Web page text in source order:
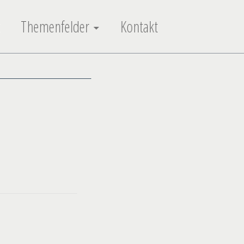
Themenfelder Kontakt